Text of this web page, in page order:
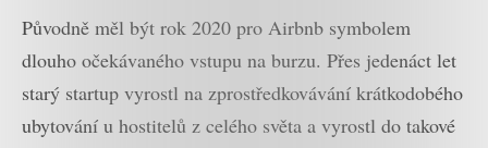
Původně měl být rok 2020 pro Airbnb symbolem
dlouho očekávaného vstupu na burzu. Přes jedenáct let
starý startup vyrostl na zprostředkovávání krátkodobého
ubytování u hostitelů z celého světa a vyrostl do takové